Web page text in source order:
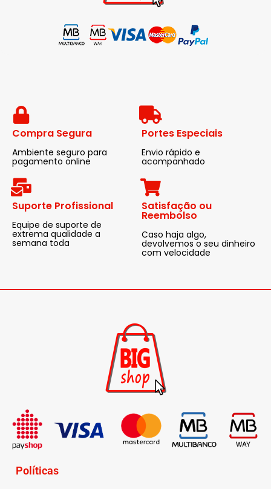
Compra Segura
Ambiente seguro para
pagamento online
Portes Especiais
Envio rápido e
acompanhado
Suporte Profissional
Equipe de suporte de
extrema qualidade a
semana toda
Satisfação ou
Reembolso
Caso haja algo,
devolvemos o seu dinheiro
com velocidade
Políticas